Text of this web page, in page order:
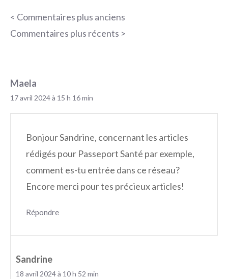
Navigation
des
< Commentaires plus anciens
Commentaires plus récents >
Maela
17 avril 2024 à 15 h 16 min
Bonjour Sandrine, concernant les articles
rédigés pour Passeport Santé par exemple,
comment es-tu entrée dans ce réseau?
Encore merci pour tes précieux articles!
Répondre
Sandrine
18 avril 2024 à 10 h 52 min